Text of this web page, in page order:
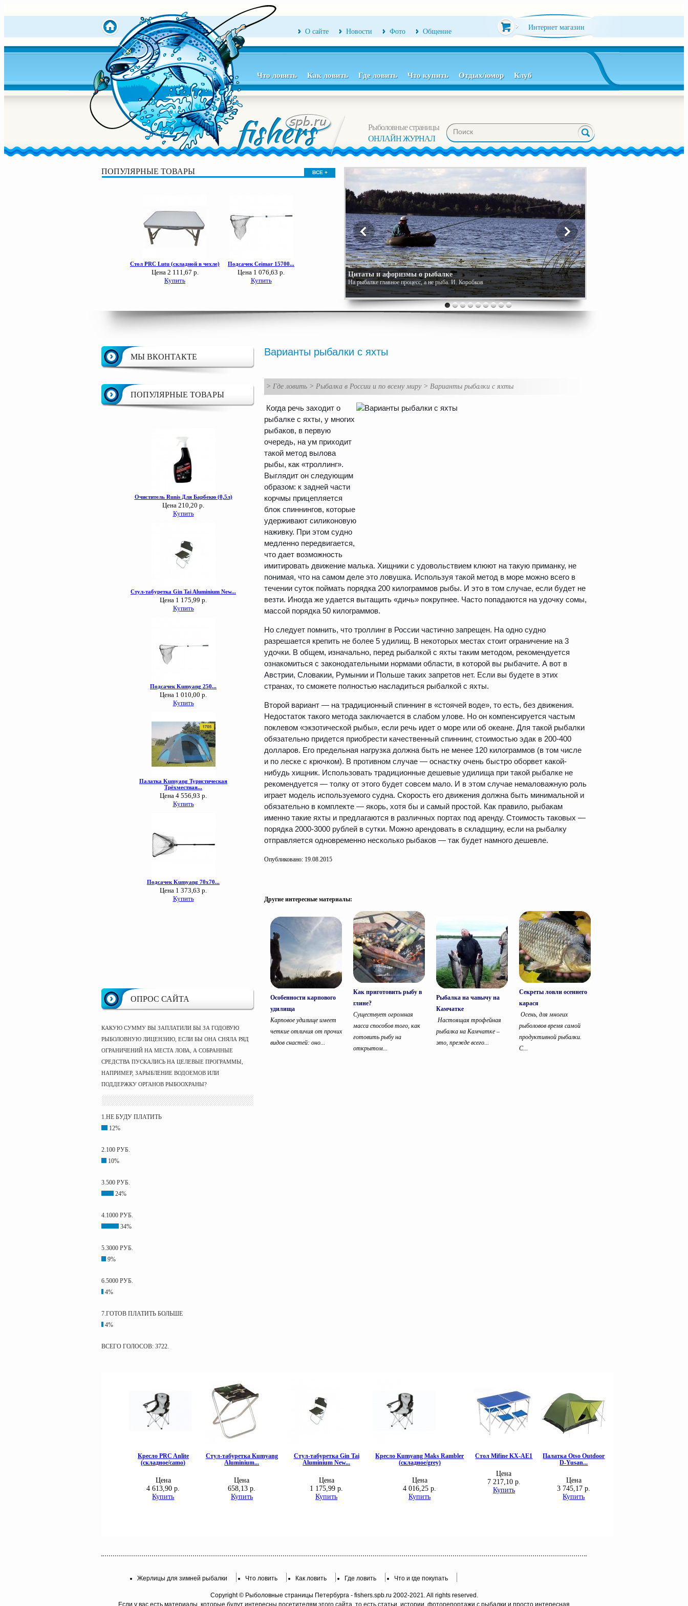
О сайте Новости Фото Общение
Интернет магазин
Что ловить Как ловить Где ловить Что купить Отдых/юмор Клуб
Рыболовные страницы
ОНЛАЙН ЖУРНАЛ
ПОПУЛЯРНЫЕ ТОВАРЫ ВСЕ +
Цитаты и афоризмы о рыбалке
На рыбалке главное процесс, а не рыба. И. Коробков
МЫ ВКОНТАКТЕ
ПОПУЛЯРНЫЕ ТОВАРЫ
ОПРОС САЙТА
КАКУЮ СУММУ ВЫ ЗАПЛАТИЛИ БЫ ЗА ГОДОВУЮ
РЫБОЛОВНУЮ ЛИЦЕНЗИЮ, ЕСЛИ БЫ ОНА СНЯЛА РЯД
ОГРАНИЧЕНИЙ НА МЕСТА ЛОВА, А СОБРАННЫЕ
СРЕДСТВА ПУСКАЛИСЬ НА ЦЕЛЕВЫЕ ПРОГРАММЫ,
НАПРИМЕР, ЗАРЫБЛЕНИЕ ВОДОЕМОВ ИЛИ
ПОДДЕРЖКУ ОРГАНОВ РЫБООХРАНЫ?
1.НЕ БУДУ ПЛАТИТЬ
12%
2.100 РУБ.
10%
3.500 РУБ.
24%
4.1000 РУБ.
34%
5.3000 РУБ.
9%
6.5000 РУБ.
4%
7.ГОТОВ ПЛАТИТЬ БОЛЬШЕ
4%
ВСЕГО ГОЛОСОВ: 3722.
Варианты рыбалки с яхты
> Где ловить > Рыбалка в России и по всему миру > Варианты рыбалки с яхты
Когда речь заходит о
рыбалке с яхты, у многих
рыбаков, в первую
очередь, на ум приходит
такой метод вылова
рыбы, как «троллинг».
Выглядит он следующим
образом: к задней части
корчмы прицепляется
блок спиннингов, которые
удерживают силиконовую
наживку. При этом судно
медленно передвигается,
что дает возможность
имитировать движение малька. Хищники с удовольствием клюют на такую приманку, не
понимая, что на самом деле это ловушка. Используя такой метод в море можно всего в
течении суток поймать порядка 200 килограммов рыбы. И это в том случае, если будет не
везти. Иногда же удается вытащить «дичь» покрупнее. Часто попадаются на удочку сомы,
массой порядка 50 килограммов.
Но следует помнить, что троллинг в России частично запрещен. На одно судно
разрешается крепить не более 5 удилищ. В некоторых местах стоит ограничение на 3
удочки. В общем, изначально, перед рыбалкой с яхты таким методом, рекомендуется
ознакомиться с законодательными нормами области, в которой вы рыбачите. А вот в
Австрии, Словакии, Румынии и Польше таких запретов нет. Если вы будете в этих
странах, то сможете полностью насладиться рыбалкой с яхты.
Второй вариант — на традиционный спиннинг в «стоячей воде», то есть, без движения.
Недостаток такого метода заключается в слабом улове. Но он компенсируется частым
поклевом «экзотической рыбы», если речь идет о море или об океане. Для такой рыбалки
обязательно придется приобрести качественный спиннинг, стоимостью эдак в 200-400
долларов. Его предельная нагрузка должна быть не менее 120 килограммов (в том числе
и по леске с крючком). В противном случае — оснастку очень быстро оборвет какой-
нибудь хищник. Использовать традиционные дешевые удилища при такой рыбалке не
рекомендуется — толку от этого будет совсем мало. И в этом случае немаловажную роль
играет модель используемого судна. Скорость его движения должна быть минимальной и
обязательно в комплекте — якорь, хотя бы и самый простой. Как правило, рыбакам
именно такие яхты и предлагаются в различных портах под аренду. Стоимость таковых —
порядка 2000-3000 рублей в сутки. Можно арендовать в складщину, если на рыбалку
отправляется одновременно несколько рыбаков — так будет намного дешевле.
Опубликовано: 19.08.2015
Другие интересные материалы:
Особенности карпового
удилища
Карповое удилище имеет
четкие отличия от прочих
видов снастей: оно...
Как приготовить рыбу в
глине?
Существует огромная
масса способов того, как
готовить рыбу на
открытом...
Рыбалка на чавычу на
Камчатке
Настоящая трофейная
рыбалка на Камчатке –
это, прежде всего...
Секреты ловли осеннего
карася
Осень, для многих
рыболовов время самой
продуктивной рыбалки.
С...
Жерлицы для зимней рыбалки Что ловить Как ловить Где ловить Что и где покупать
Copyright © Рыболовные страницы Петербурга - fishers.spb.ru 2002-2021. All rights reserved.
Если у вас есть материалы, которые будут интересны посетителям этого сайта, то есть статьи, истории, фоторепортажи с рыбалки и просто интересная